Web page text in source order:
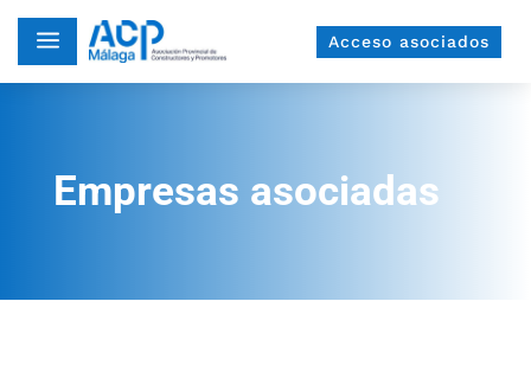
a Acceso asociados
Empresas asociadas